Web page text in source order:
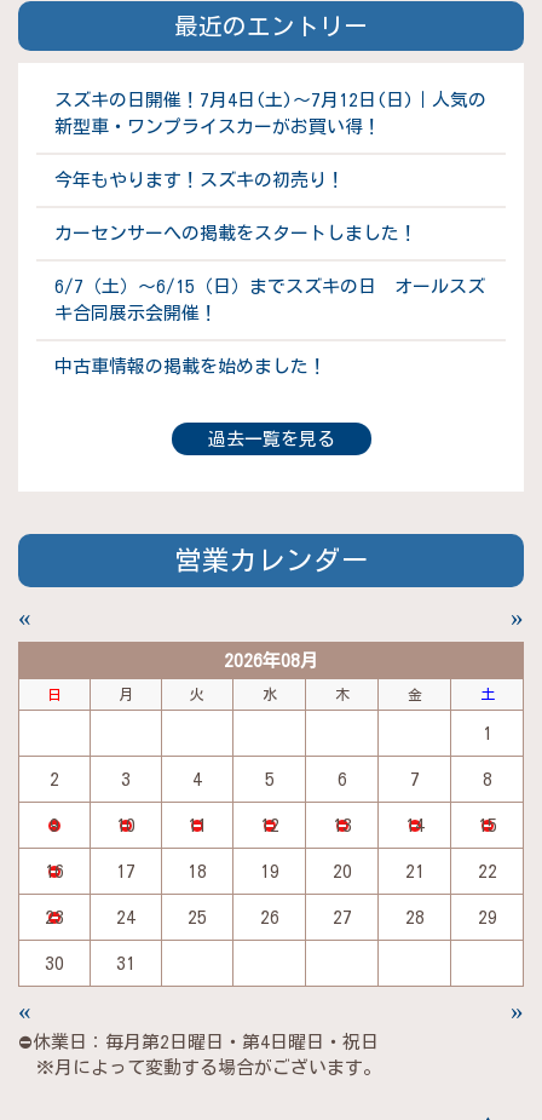
最近のエントリー
スズキの日開催！7月4日(土)～7月12日(日)｜人気の
新型車・ワンプライスカーがお買い得！
今年もやります！スズキの初売り！
カーセンサーへの掲載をスタートしました！
6/7（土）～6/15（日）までスズキの日 オールスズ
キ合同展示会開催！
中古車情報の掲載を始めました！
過去一覧を見る
営業カレンダー
« »
2026年08月
日 月 火 水 木 金 土
1
2 3 4 5 6 7 8
9 10 11 12 13 14 15
16 17 18 19 20 21 22
23 24 25 26 27 28 29
30 31
« »
⛔休業日：毎月第2日曜日・第4日曜日・祝日
※月によって変動する場合がございます。